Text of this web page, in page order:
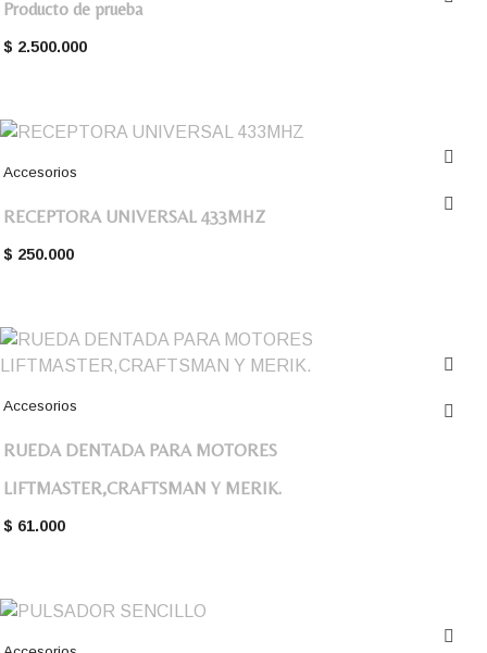
Producto de prueba
$ 2.500.000
Accesorios
RECEPTORA UNIVERSAL 433MHZ
$ 250.000
Accesorios
RUEDA DENTADA PARA MOTORES
LIFTMASTER,CRAFTSMAN Y MERIK.
$ 61.000